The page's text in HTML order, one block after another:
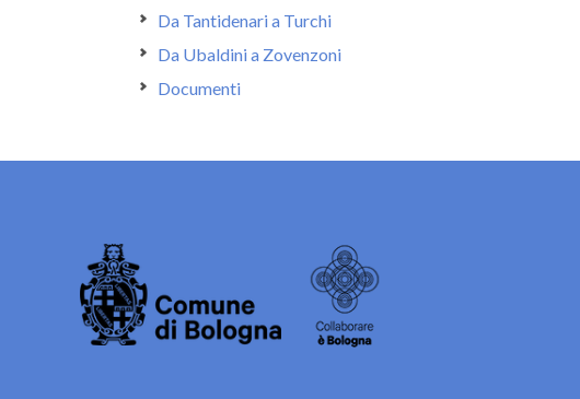
Da Tantidenari a Turchi
Da Ubaldini a Zovenzoni
Documenti